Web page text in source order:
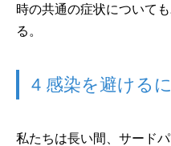
時の共通の症状について
る。
4 感染を避ける
私たちは長い間、サード